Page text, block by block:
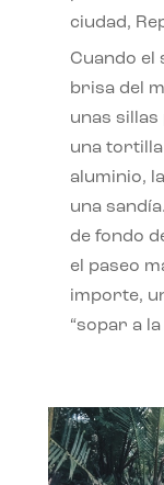
ciudad,
Cuando el
brisa del
unas sillas
una tortilla
aluminio,
una
de fondo
el paseo
importe,
“sopar a